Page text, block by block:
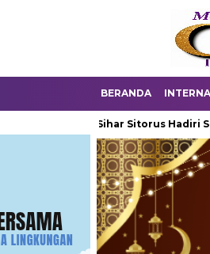
BERANDA
DPR RI Sihar Sitorus Hadiri